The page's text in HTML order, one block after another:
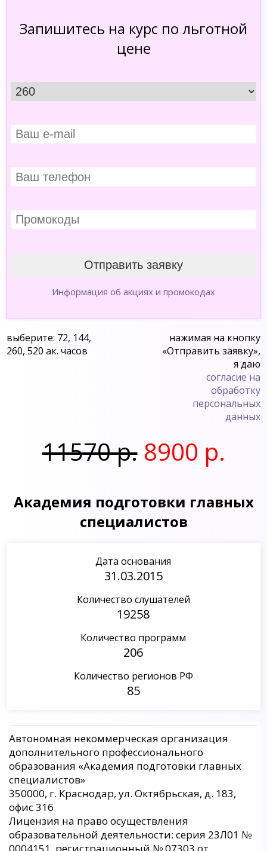
Запишитесь на курс по льготной
цене
Информация об акциях и промокодах
выберите: 72, 144,
260, 520 ак. часов
нажимая на кнопку
«Отправить заявку»,
я даю
согласие на
обработку
персональных
данных
11570 р. 8900 р.
Академия подготовки главных
специалистов
Дата основания
31.03.2015
Количество слушателей
19258
Количество программ
206
Количество регионов РФ
85
Автономная некоммерческая организация
дополнительного профессионального
образования «Академия подготовки главных
специалистов»
350000, г. Краснодар, ул. Октябрьская, д. 183,
офис 316
Лицензия на право осуществления
образовательной деятельности: серия 23Л01 №
0004151, регистрационный № 07303 от